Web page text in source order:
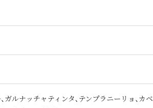
ガルナッチャティンタ、テンプラニーリョ、カベ